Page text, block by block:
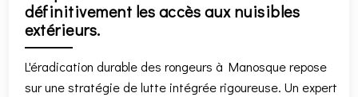
définitivement les accès aux nuisibles
extérieurs.
L'éradication durable des rongeurs à Manosque repose
sur une stratégie de lutte intégrée rigoureuse. Un expert